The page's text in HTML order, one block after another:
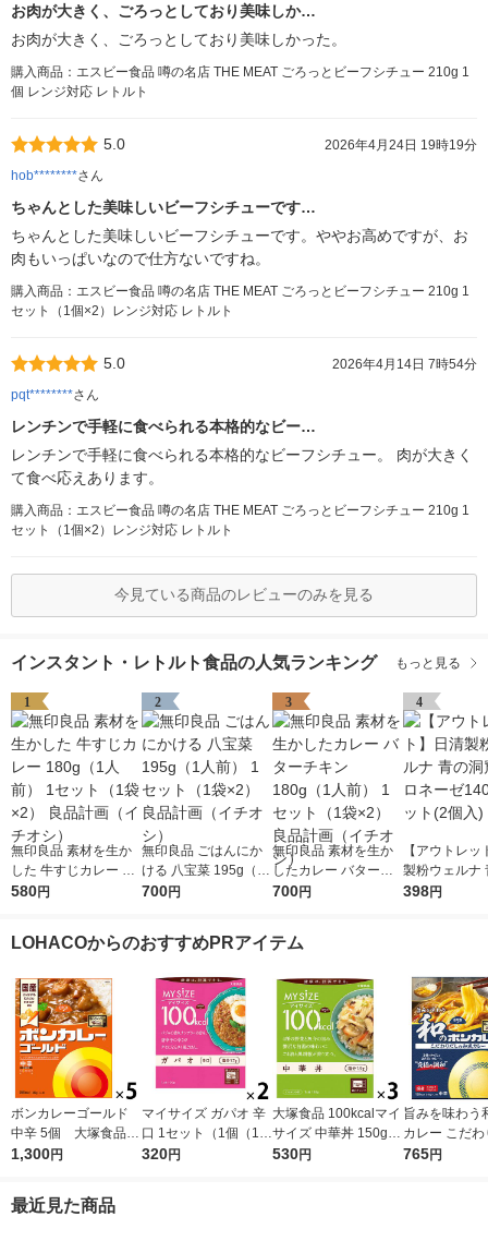
お肉が大きく、ごろっとしており美味しか…
お肉が大きく、ごろっとしており美味しかった。
購入商品：エスビー食品 噂の名店 THE MEAT ごろっとビーフシチュー 210g 1
個 レンジ対応 レトルト
5.0
2026年4月24日 19時19分
hob********さん
ちゃんとした美味しいビーフシチューです…
ちゃんとした美味しいビーフシチューです。ややお高めですが、お
肉もいっぱいなので仕方ないですね。
購入商品：エスビー食品 噂の名店 THE MEAT ごろっとビーフシチュー 210g 1
セット（1個×2）レンジ対応 レトルト
5.0
2026年4月14日 7時54分
pqt********さん
レンチンで手軽に食べられる本格的なビー…
レンチンで手軽に食べられる本格的なビーフシチュー。 肉が大きく
て食べ応えあります。
購入商品：エスビー食品 噂の名店 THE MEAT ごろっとビーフシチュー 210g 1
セット（1個×2）レンジ対応 レトルト
今見ている商品のレビューのみを見る
インスタント・レトルト食品の人気ランキング もっと見る
1
無印良品 素材を生か
した 牛すじカレー 18
0g（1人前） 1セット
580円
2
無印良品 ごはんにか
ける 八宝菜 195g（1
人前） 1セット（1袋×
700円
3
無印良品 素材を生か
したカレー バターチ
キン 180g（1人前） 1
700円
4
【アウトレッ
製粉ウェルナ
窟 ボロネー
398円
LOHACOからのおすすめPRアイテム
ボンカレーゴールド
中辛 5個 大塚食品
レンジ対応
1,300円
マイサイズ ガパオ 辛
口 1セット（1個（10
0g）×2） 100kcal
320円
大塚食品 100kcalマイ
サイズ 中華丼 150g 3
個 カロリーコントロ
530円
旨みを味わう
カレー こだ
の和風カレ
765円
最近見た商品